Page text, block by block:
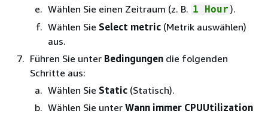
Wählen Sie einen Zeitraum (z. B. 1 Hour ).
Wählen Sie Select metric (Metrik auswählen)
aus.
Führen Sie unter Bedingungen die folgenden
Schritte aus:
Wählen Sie Static (Statisch).
Wählen Sie unter Wann immer CPUUtilization